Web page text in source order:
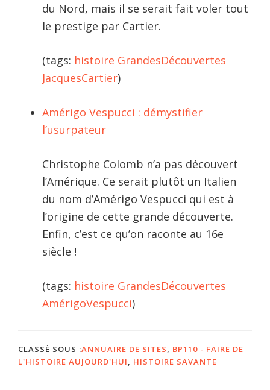
du Nord, mais il se serait fait voler tout
le prestige par Cartier.
(tags: histoire GrandesDécouvertes
JacquesCartier)
Amérigo Vespucci : démystifier
l’usurpateur
Christophe Colomb n’a pas découvert
l’Amérique. Ce serait plutôt un Italien
du nom d’Amérigo Vespucci qui est à
l’origine de cette grande découverte.
Enfin, c’est ce qu’on raconte au 16e
siècle !
(tags: histoire GrandesDécouvertes
AmérigoVespucci)
CLASSÉ SOUS :ANNUAIRE DE SITES
BP110 - FAIRE DE
L'HISTOIRE AUJOURD'HUI
HISTOIRE SAVANTE